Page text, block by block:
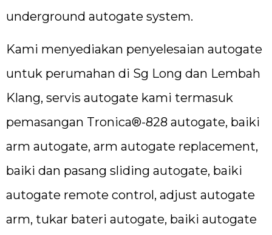
underground autogate system.
Kami menyediakan penyelesaian autogate
untuk perumahan di Sg Long dan Lembah
Klang, servis autogate kami termasuk
pemasangan Tronica®-828 autogate, baiki
arm autogate, arm autogate replacement,
baiki dan pasang sliding autogate, baiki
autogate remote control, adjust autogate
arm, tukar bateri autogate, baiki autogate